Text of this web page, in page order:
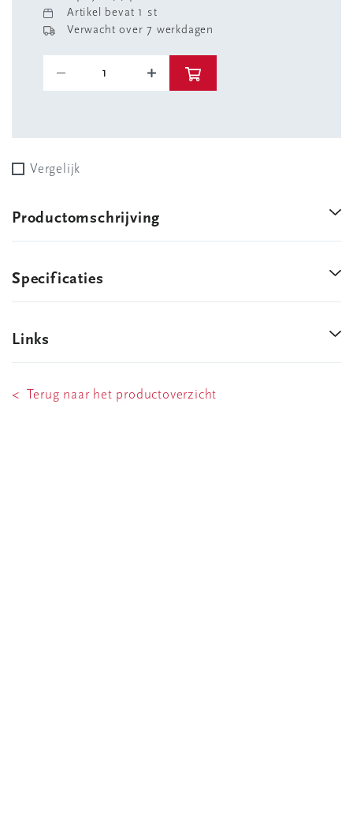
Artikel bevat 1 st
Verwacht over 7 werkdagen
Vergelijk
Productomschrijving
Specificaties
Links
< Terug naar het productoverzicht